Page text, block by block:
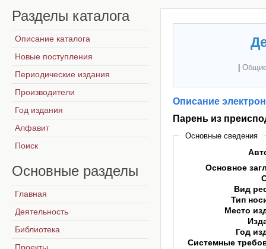
Описание
Парень из
Основные сведения
Основное
Вид
Тип
Место
Год
Системные
Разделы каталога
Описание каталога
Новые поступления
Периодические издания
Производители
Год издания
Алфавит
Поиск
Основные разделы
Главная
Деятельность
Библиотека